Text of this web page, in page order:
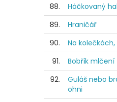
88.
Háčkovaný
89.
Hraničář
90.
Na
91.
Bobřík mlčení
92.
Guláš nebo
ohni